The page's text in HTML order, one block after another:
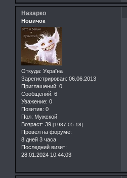
Назарко
Новичок
Откуда: Україна
Зарегистрирован: 06.06.2013
Приглашений: 0
Сообщений: 6
Уважение: 0
Позитив: 0
Пол: Мужской
Возраст: 39 [1987-05-18]
Провел на форуме:
8 дней 3 часа
Последний визит:
28.01.2024 10:44:03